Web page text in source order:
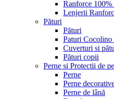
Ranforce 100%
Lenjerii
Pături
Pături
Paturi Cocolino
Cuverturi si
Pături copii
Perne si Protectii de
Perne
Perne
Perne de lână